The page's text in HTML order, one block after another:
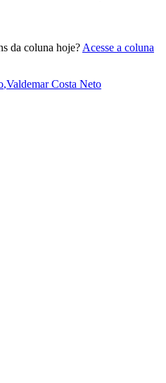
da coluna hoje? Acesse a coluna
,Valdemar Costa Neto